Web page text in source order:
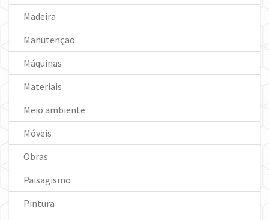
Madeira
Manutenção
Máquinas
Materiais
Meio ambiente
Móveis
Obras
Paisagismo
Pintura